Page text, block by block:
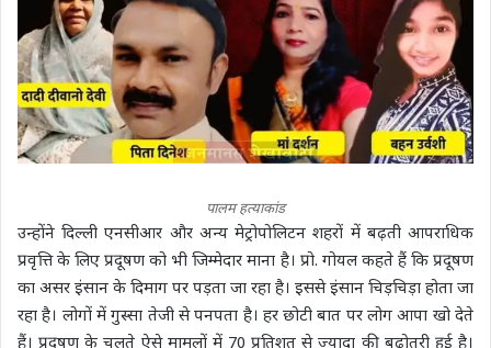
पालम हत्याकांड
उन्होंने दिल्ली एनसीआर और अन्य मेट्रोपोलिटन शहरों में बढ़ती आपराधिक
प्रवृत्ति के लिए प्रदूषण को भी जिम्मेदार माना है। प्रो. गोयल कहते हैं कि प्रदूषण
का असर इंसान के दिमाग पर पड़ता जा रहा है। इससे इंसान चिड़चिड़ा होता जा
रहा है। लोगों में गुस्सा तेजी से पनपता है। हर छोटी बात पर लोग आपा खो देते
हैं। प्रदूषण के चलते ऐसे मामलों में 70 प्रतिशत से ज्यादा की बढ़ोतरी हुई है।